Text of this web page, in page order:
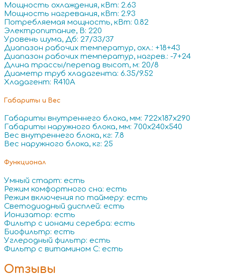
Мощность охлаждения, кВт: 2.63
Мощность нагревания, кВт: 2.93
Потребляемая мощность, кВт: 0.82
Электропитание, В: 220
Уровень шума, Дб: 27/33/37
Диапазон рабочих температур, охл.: +18+43
Диапазон рабочих температур, нагрев.: -7+24
Длина трассы/перепад высот, м: 20/8
Диаметр труб хладагента: 6.35/9.52
Хладагент: R410A
Габариты и Вес
Габариты внутреннего блока, мм: 722x187x290
Габариты наружного блока, мм: 700x240x540
Вес внутреннего блока, кг: 7.8
Вес наружного блока, кг: 25
Функционал
Умный старт: есть
Режим комфортного сна: есть
Режим включения по таймеру: есть
Светодиодный дисплей: есть
Ионизатор: есть
Фильтр с ионами серебра: есть
Биофильтр: есть
Углеродный фильтр: есть
Фильтр с витамином С: есть
Отзывы